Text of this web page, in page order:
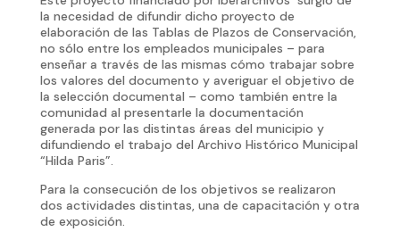
la necesidad de difundir dicho proyecto de
elaboración de las Tablas de Plazos de Conservación,
no sólo entre los empleados municipales – para
enseñar a través de las mismas cómo trabajar sobre
los valores del documento y averiguar el objetivo de
la selección documental – como también entre la
comunidad al presentarle la documentación
generada por las distintas áreas del municipio y
difundiendo el trabajo del Archivo Histórico Municipal
“Hilda Paris”.
Para la consecución de los objetivos se realizaron
dos actividades distintas, una de capacitación y otra
de exposición.